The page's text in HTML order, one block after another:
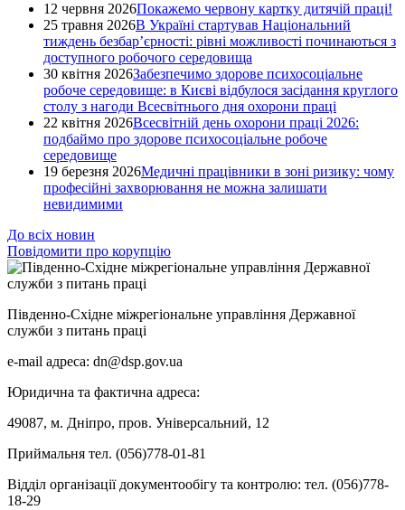
12 червня 2026Покажемо червону картку дитячій праці!
25 травня 2026В Україні стартував Національний
тиждень безбар’єрності: рівні можливості починаються з
доступного робочого середовища
30 квітня 2026Забезпечимо здорове психосоціальне
робоче середовище: в Києві відбулося засідання круглого
столу з нагоди Всесвітнього дня охорони праці
22 квітня 2026Всесвітній день охорони праці 2026:
подбаймо про здорове психосоціальне робоче
середовище
19 березня 2026Медичні працівники в зоні ризику: чому
професійні захворювання не можна залишати
невидимими
До всіх новин
Повідомити про корупцію
Південно-Східне міжрегіональне управління Державної
служби з питань праці
e-mail адреса: dn@dsp.gov.ua
Юридична та фактична адреса:
49087, м. Дніпро, пров. Універсальний, 12
Приймальня тел. (056)778-01-81
Відділ організації документообігу та контролю: тел. (056)778-
18-29